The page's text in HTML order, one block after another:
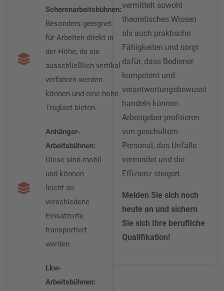
Scherenarbeitsbühnen:
Besonders geeignet
für Arbeiten direkt in
der Höhe, da sie
ausschließlich vertikal
verfahren werden
können und eine hohe
Traglast bieten.
Anhänger-
Arbeitsbühnen:
Diese sind mobil
und können
leicht an
verschiedene
Einsatzorte
transportiert
werden.
Lkw-
Arbeitsbühnen:
vermittelt sowohl
theoretisches Wissen
als auch praktische
Fähigkeiten und sorgt
dafür, dass Bediener
kompetent und
verantwortungsbewusst
handeln können.
Arbeitgeber profitieren
von geschultem
Personal, das Unfälle
vermeidet und die
Effizienz steigert.
Melden Sie sich noch
heute an und sichern
Sie sich Ihre berufliche
Qualifikation!